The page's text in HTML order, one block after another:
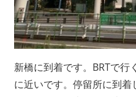
新橋に到着です。BRTで行
に近いです。停留所に到